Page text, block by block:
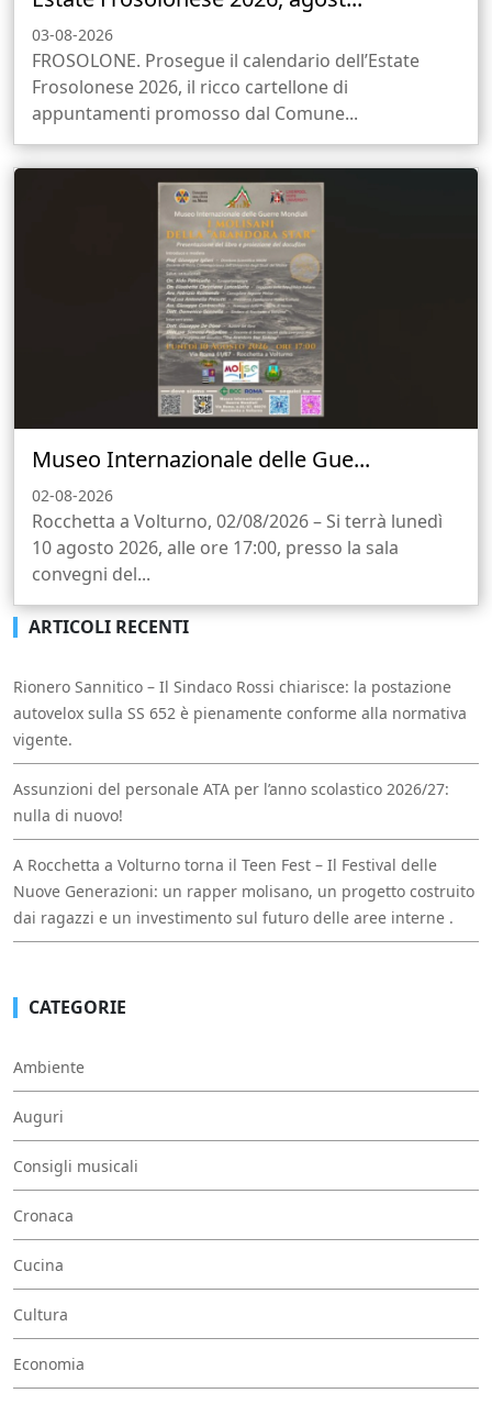
03-08-2026
FROSOLONE. Prosegue il calendario dell’Estate
Frosolonese 2026, il ricco cartellone di
appuntamenti promosso dal Comune...
Museo Internazionale delle Gue...
02-08-2026
Rocchetta a Volturno, 02/08/2026 – Si terrà lunedì
10 agosto 2026, alle ore 17:00, presso la sala
convegni del...
ARTICOLI RECENTI
Rionero Sannitico – Il Sindaco Rossi chiarisce: la postazione
autovelox sulla SS 652 è pienamente conforme alla normativa
vigente.
Assunzioni del personale ATA per l’anno scolastico 2026/27:
nulla di nuovo!
A Rocchetta a Volturno torna il Teen Fest – Il Festival delle
Nuove Generazioni: un rapper molisano, un progetto costruito
dai ragazzi e un investimento sul futuro delle aree interne .
CATEGORIE
Ambiente
Auguri
Consigli musicali
Cronaca
Cucina
Cultura
Economia